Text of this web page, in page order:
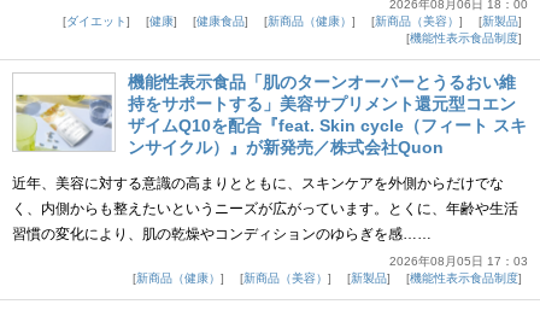
2026年08月06日 18：00
ダイエット
健康 健康食品 新商品（健康） 新商品（美容）
新製品
機能性表示食品制度
機能性表示食品「肌のターンオーバーとうるおい維
持をサポートする」美容サプリメント還元型コエン
ザイムQ10を配合『feat. Skin cycle（フィート スキ
ンサイクル）』が新発売／株式会社Quon
近年、美容に対する意識の高まりとともに、スキンケアを外側からだけでな
く、内側からも整えたいというニーズが広がっています。とくに、年齢や生活
習慣の変化により、肌の乾燥やコンディションのゆらぎを感……
2026年08月05日 17：03
新商品（健康）
新商品（美容） 新製品 機能性表示食品制度